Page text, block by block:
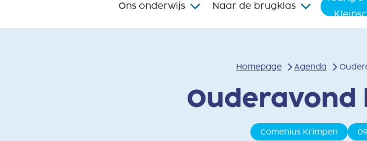
Ons onderwijs Naar de brugklas
Homepage Agenda
Ouderavond
Comenius Krimpen